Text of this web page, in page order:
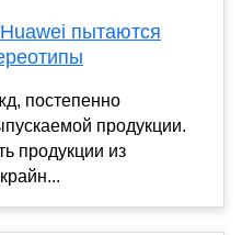
пытаются
постепенно
продукции.
продукции из